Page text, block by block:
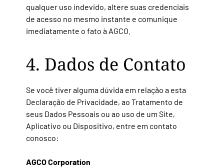
qualquer uso indevido, altere suas credenciais
de acesso no mesmo instante e comunique
imediatamente o fato à AGCO.
4. Dados de Contato
Se você tiver alguma dúvida em relação a esta
Declaração de Privacidade, ao Tratamento de
seus Dados Pessoais ou ao uso de um Site,
Aplicativo ou Dispositivo, entre em contato
conosco:
AGCO Corporation